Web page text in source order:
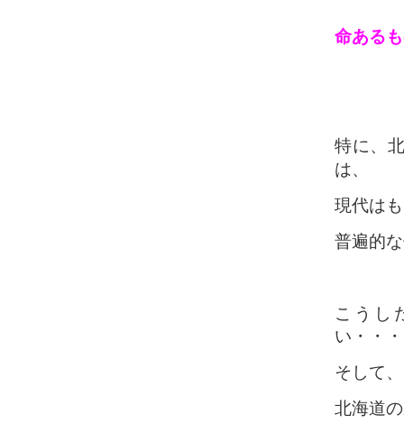
命ある
特に、
は、
現代は
普遍的
こうし
い・・
そして、
北海道